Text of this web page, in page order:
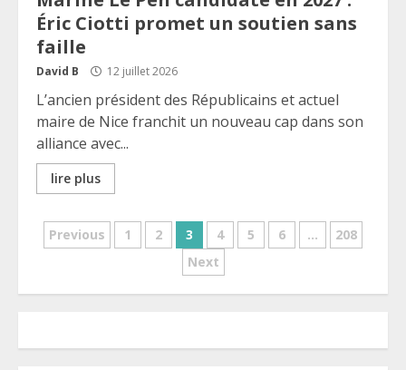
Éric Ciotti promet un soutien sans
faille
David B 12 juillet 2026
L’ancien président des Républicains et actuel
maire de Nice franchit un nouveau cap dans son
alliance avec...
lire plus
Pagination
Previous 1 2 3 4 5 6 …
208
Next